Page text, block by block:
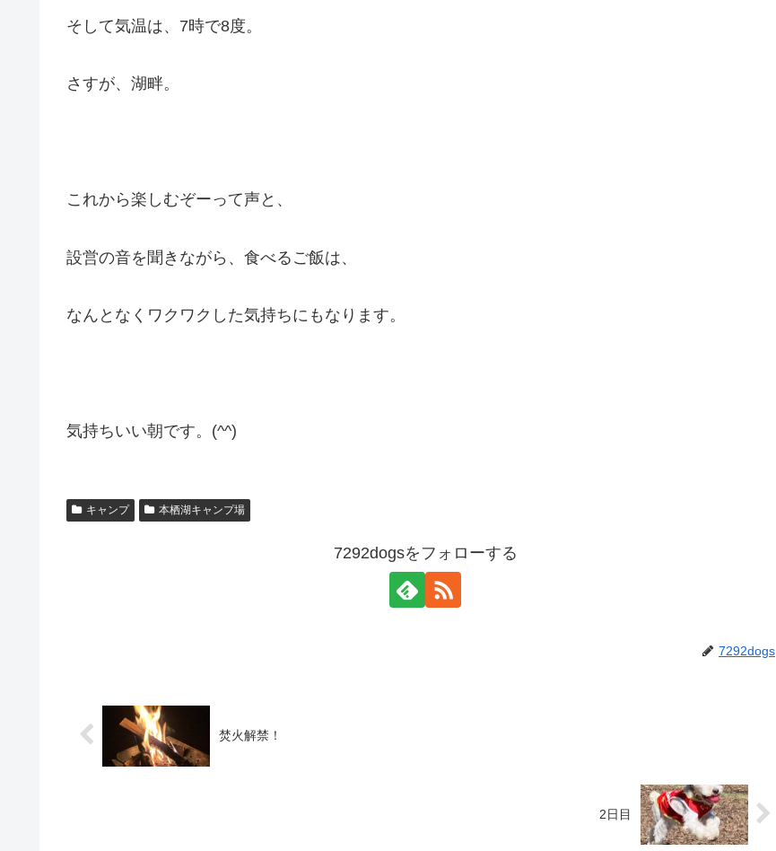
そして気温は、7時で8度。
さすが、湖畔。
これから楽しむぞーって声と、
設営の音を聞きながら、食べるご飯は、
なんとなくワクワクした気持ちにもなります。
気持ちいい朝です。(^^)
キャンプ 本栖湖キャンプ場
7292dogsをフォローする
7292dogs
焚火解禁！
2日目